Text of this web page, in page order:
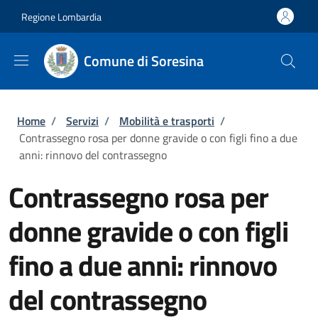
Regione Lombardia
Comune di Soresina
Briciole di pane
Home / Servizi / Mobilità e trasporti /
Contrassegno rosa per donne gravide o con figli fino a due
anni: rinnovo del contrassegno
Contrassegno rosa per
donne gravide o con figli
fino a due anni: rinnovo
del contrassegno